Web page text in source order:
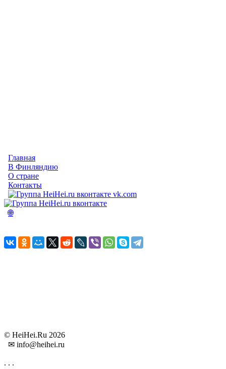
Главная
В Финляндию
О стране
Контакты
vk.com
🌐
© HeiHei.Ru 2026
✉ info@heihei.ru
. . .